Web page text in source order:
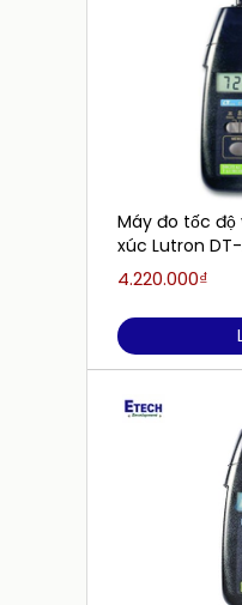
Máy đo tốc độ
xúc Lutron
19,999 RPM.)
4.220.000₫